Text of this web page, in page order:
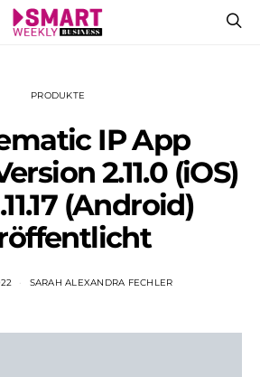
PRODUKTE
IP App
2.11.0 (iOS)
(Android)
SARAH ALEXANDRA FECHLER